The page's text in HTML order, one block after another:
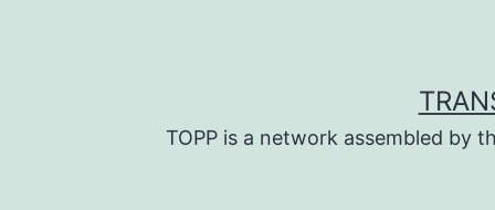
TOPP is a network assembled by